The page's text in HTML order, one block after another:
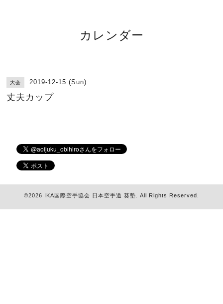
カレンダー
大会 2019-12-15 (Sun)
丈夫カップ
©2026 IKA国際空手協会 日本空手道 葵塾 . All Rights Reserved.